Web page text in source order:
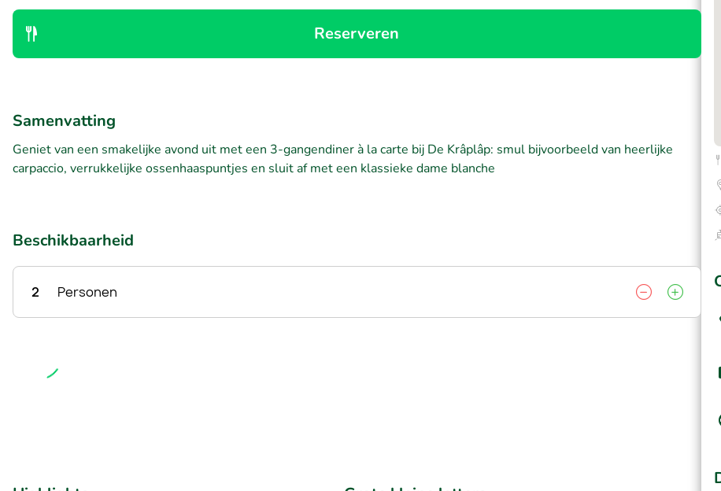
Reserveren
Samenvatting
Geniet van een smakelijke avond uit met een 3-gangendiner à la carte bij De Krâplâp: smul bijvoorbeeld van heerlijke
carpaccio, verrukkelijke ossenhaaspuntjes en sluit af met een klassieke dame blanche
Beschikbaarheid
2 Personen